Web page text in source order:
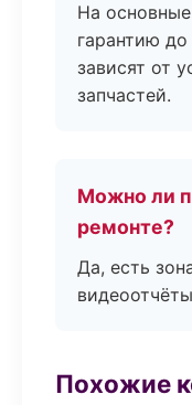
На
гарантию
зависят от
запчастей.
Можно ли
ремонте?
Да, есть
Похожие